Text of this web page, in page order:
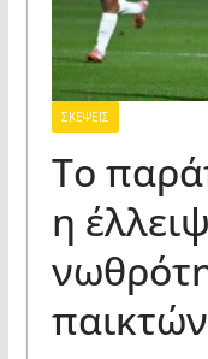
ΣΚΕΨΕΙΣ
Το
η
παικτών